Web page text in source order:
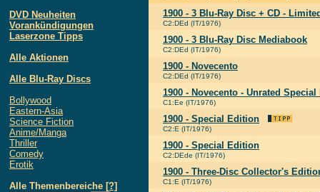
DVD Neuheiten
Vorankündigungen
Laserzone Tipps
Alle Aktionen
Alle Blu-Ray Discs
Bollywood
Eastern-Asia
Science Fiction
Anime/Manga
Thriller
Comedy
Erotik
Alle Themenbereiche [?]
1900 - 3 Blu-Ray Disc + CD -
C2:DEd (IT/1976)
1900 - 3 Blu-Ray Disc Mediabook
C2:DEd (IT/1976)
1900 - Novecento
C2:DEd (IT/1976)
1900 - Novecento - Unrated
C1:Ee (IT/1976)
1900 - Special Edition
C2:E (IT/1976)
1900 - Special Edition
C2:DEde (IT/1976)
1900 - Three-Disc Collector's
C1:E (IT/1976)